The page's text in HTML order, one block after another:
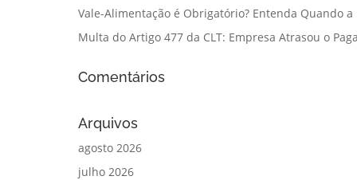
Vale-Alimentação é Obrigatório? Entenda Quando
Multa do Artigo 477 da CLT: Empresa Atrasou o
Comentários
Arquivos
agosto 2026
julho 2026